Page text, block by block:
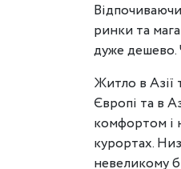
ринки та
дуже дешево.
Житло в Азії
Європі та в
комфортом і
курортах.
невеликому